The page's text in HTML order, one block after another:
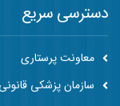
دسترسی سریع
معاونت پرستاری
سازمان پزشکی قانونی